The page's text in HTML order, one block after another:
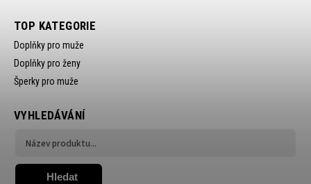
TOP KATEGORIE
Doplňky pro muže
Doplňky pro ženy
Šperky pro muže
VYHLEDÁVÁNÍ
Hledat